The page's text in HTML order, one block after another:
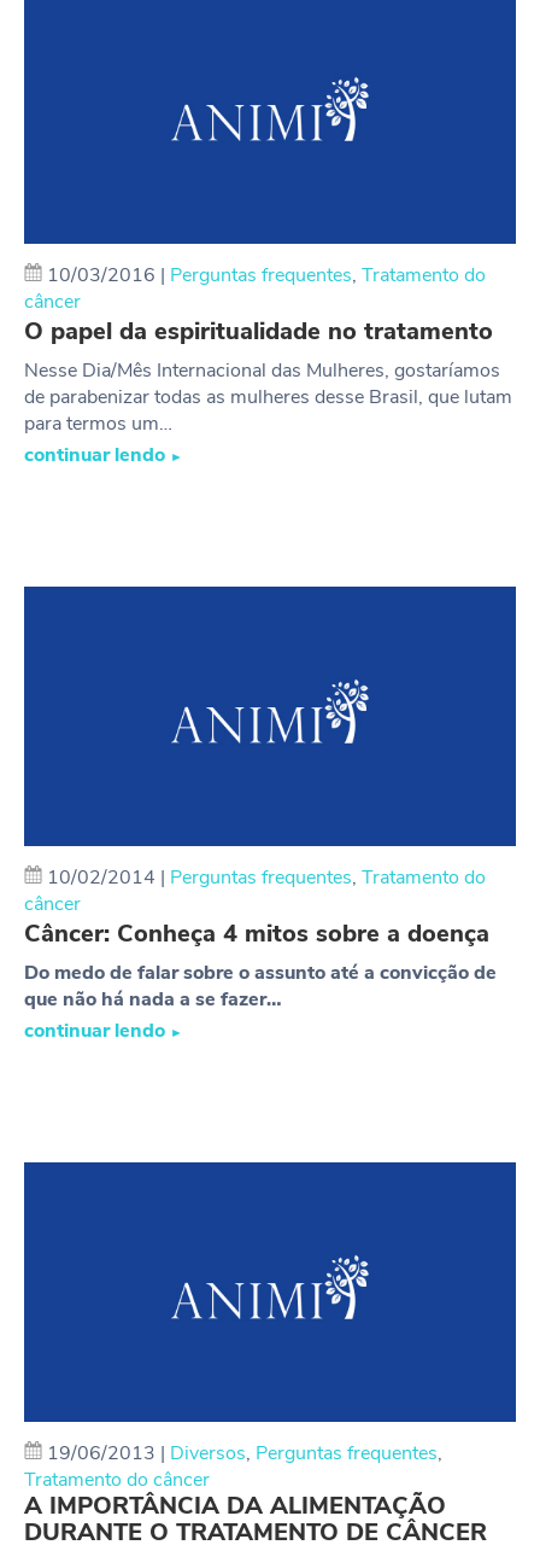
10/03/2016 | Perguntas frequentes, Tratamento do
câncer
O papel da espiritualidade no tratamento
Nesse Dia/Mês Internacional das Mulheres, gostaríamos
de parabenizar todas as mulheres desse Brasil, que lutam
para termos um…
continuar lendo ►
10/02/2014 | Perguntas frequentes, Tratamento do
câncer
Câncer: Conheça 4 mitos sobre a doença
Do medo de falar sobre o assunto até a convicção de
que não há nada a se fazer…
continuar lendo ►
19/06/2013 | Diversos, Perguntas frequentes,
Tratamento do câncer
A IMPORTÂNCIA DA ALIMENTAÇÃO
DURANTE O TRATAMENTO DE CÂNCER